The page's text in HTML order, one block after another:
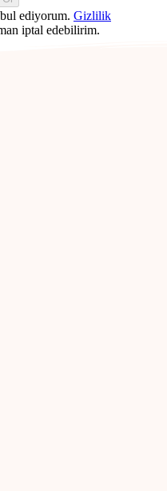
ediyorum. Gizlilik
iptal edebilirim.